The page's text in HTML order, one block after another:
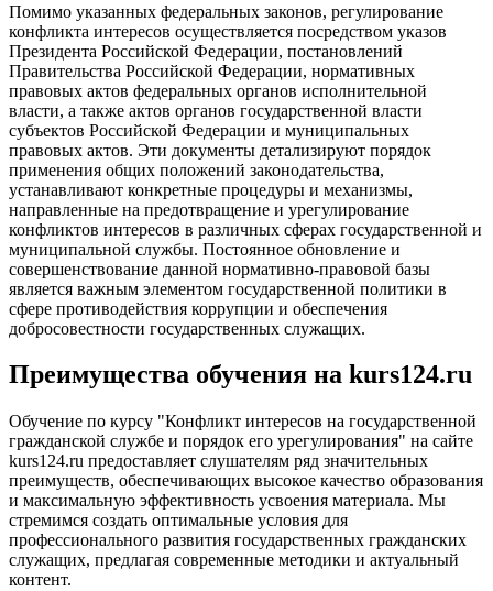
Помимо указанных федеральных законов, регулирование
конфликта интересов осуществляется посредством указов
Президента Российской Федерации, постановлений
Правительства Российской Федерации, нормативных
правовых актов федеральных органов исполнительной
власти, а также актов органов государственной власти
субъектов Российской Федерации и муниципальных
правовых актов. Эти документы детализируют порядок
применения общих положений законодательства,
устанавливают конкретные процедуры и механизмы,
направленные на предотвращение и урегулирование
конфликтов интересов в различных сферах государственной и
муниципальной службы. Постоянное обновление и
совершенствование данной нормативно-правовой базы
является важным элементом государственной политики в
сфере противодействия коррупции и обеспечения
добросовестности государственных служащих.
Преимущества обучения на kurs124.ru
Обучение по курсу "Конфликт интересов на государственной
гражданской службе и порядок его урегулирования" на сайте
kurs124.ru предоставляет слушателям ряд значительных
преимуществ, обеспечивающих высокое качество образования
и максимальную эффективность усвоения материала. Мы
стремимся создать оптимальные условия для
профессионального развития государственных гражданских
служащих, предлагая современные методики и актуальный
контент.